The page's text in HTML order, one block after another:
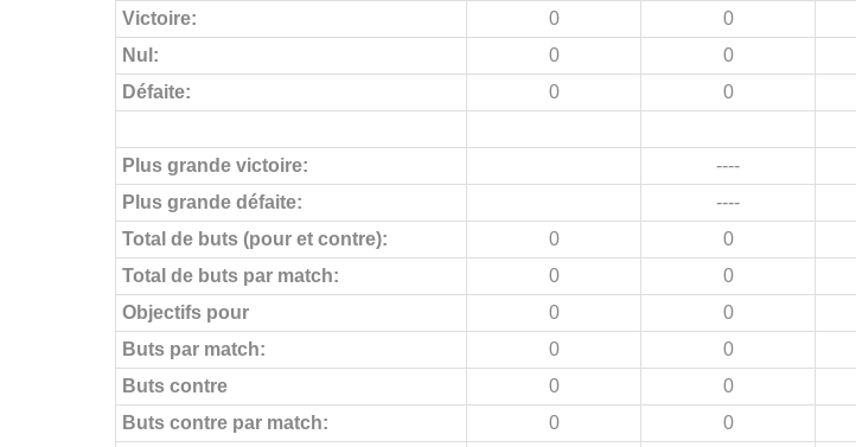
Victoire:
0 0
Nul:
0 0
Défaite:
0 0
Plus grande victoire: ----
Plus grande défaite:
----
Total de buts (pour et contre):
0 0
Total de buts par match:
0 0
Objectifs pour
0 0
Buts par match:
0 0
Buts contre
0 0
Buts contre par match:
0 0